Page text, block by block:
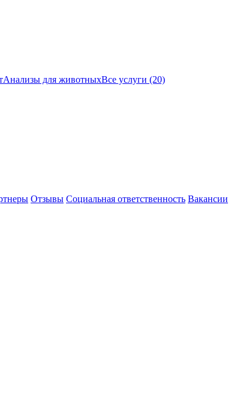
Анализы для животныхВсе услуги (20)
Отзывы Социальная ответственность Вакансии